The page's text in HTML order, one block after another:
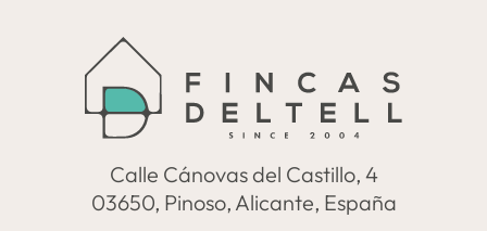
Calle Cánovas del Castillo, 4
03650, Pinoso, Alicante, España